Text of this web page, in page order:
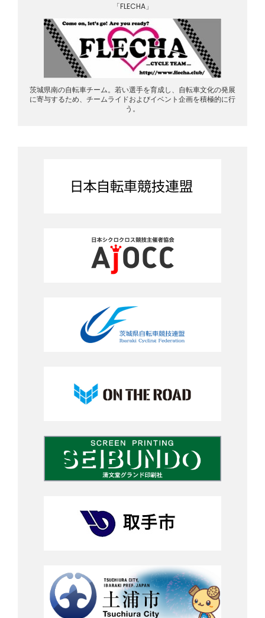
「FLECHA」
茨城県南の自転車チーム。若い選手を育成し、自転車文化の発展
に寄与するため、チームライドおよびイベント企画を積極的に行
う。